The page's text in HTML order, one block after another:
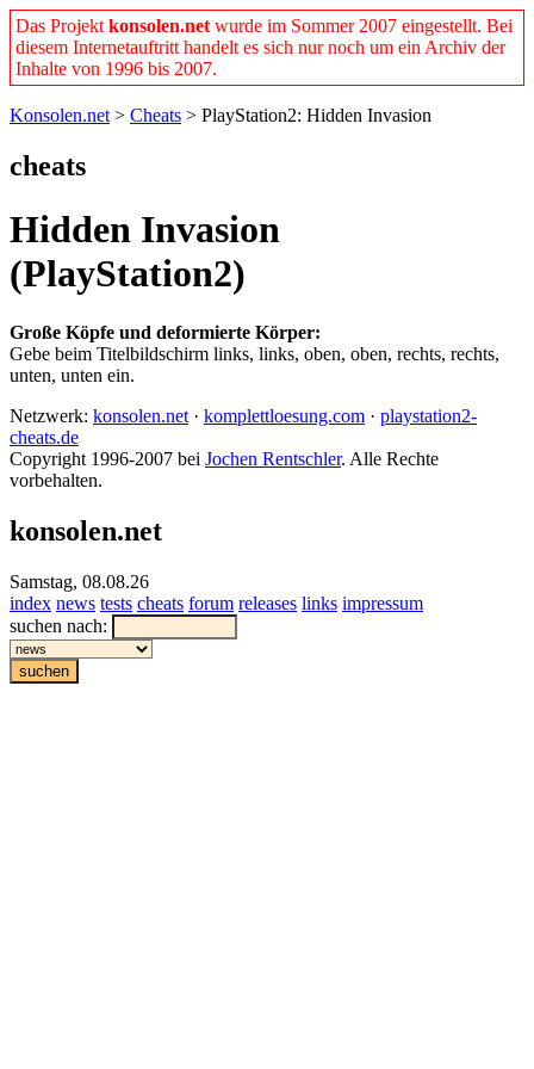
Das Projekt konsolen.net wurde im Sommer 2007 eingestellt. Bei
diesem Internetauftritt handelt es sich nur noch um ein Archiv der
Inhalte von 1996 bis 2007.
Konsolen.net > Cheats > PlayStation2: Hidden Invasion
cheats
Hidden Invasion
(PlayStation2)
Große Köpfe und deformierte Körper:
Gebe beim Titelbildschirm links, links, oben, oben, rechts, rechts,
unten, unten ein.
Netzwerk: konsolen.net · komplettloesung.com · playstation2-
cheats.de
Copyright 1996-2007 bei Jochen Rentschler. Alle Rechte
vorbehalten.
konsolen.net
Samstag, 08.08.26
index news tests cheats forum releases links impressum
suchen nach: